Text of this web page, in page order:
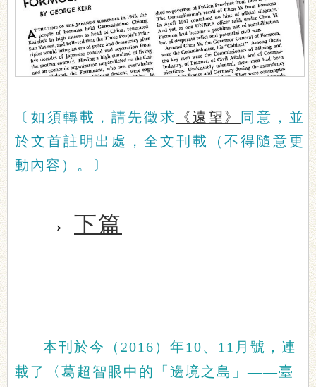
〔如須轉載，請先徵求 《遠望》
同意，並
於文首註明出處，全文刊載（不得隨意更
動內容）。〕
→ 下篇
本刊於今（2016）年10、11月號，連
載了〈葛超智眼中的「邊境之島」——臺